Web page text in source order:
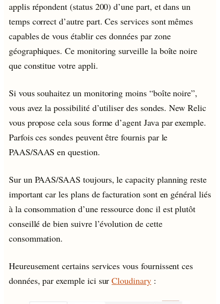
applis répondent (status 200) d’une part, et dans un
temps correct d’autre part. Ces services sont mêmes
capables de vous établir ces données par zone
géographiques. Ce monitoring surveille la boîte noire
que constitue votre appli.
Si vous souhaitez un monitoring moins “boîte noire”,
vous avez la possibilité d’utiliser des sondes. New Relic
vous propose cela sous forme d’agent Java par exemple.
Parfois ces sondes peuvent être fournis par le
PAAS/SAAS en question.
Sur un PAAS/SAAS toujours, le capacity planning reste
important car les plans de facturation sont en général liés
à la consommation d’une ressource donc il est plutôt
conseillé de bien suivre l’évolution de cette
consommation.
Heureusement certains services vous fournissent ces
données, par exemple ici surCloudinary: